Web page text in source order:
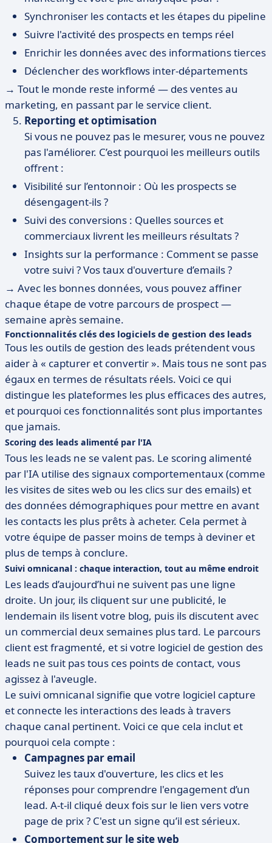
Synchroniser les contacts et les étapes du pipeline
Suivre l'activité des prospects en temps réel
Enrichir les données avec des informations tierces
Déclencher des workflows inter-départements
→ Tout le monde reste informé — des ventes au
marketing, en passant par le service client.
Reporting et optimisation
Si vous ne pouvez pas le mesurer, vous ne pouvez
pas l'améliorer. C’est pourquoi les meilleurs outils
offrent :
Visibilité sur l’entonnoir : Où les prospects se
désengagent-ils ?
Suivi des conversions : Quelles sources et
commerciaux livrent les meilleurs résultats ?
Insights sur la performance : Comment se passe
votre suivi ? Vos taux d'ouverture d’emails ?
→ Avec les bonnes données, vous pouvez affiner
chaque étape de votre parcours de prospect —
semaine après semaine.
Fonctionnalités clés des logiciels de gestion des leads
Tous les outils de gestion des leads prétendent vous
aider à « capturer et convertir ». Mais tous ne sont pas
égaux en termes de résultats réels. Voici ce qui
distingue les plateformes les plus efficaces des autres,
et pourquoi ces fonctionnalités sont plus importantes
que jamais.
Scoring des leads alimenté par l'IA
Tous les leads ne se valent pas. Le scoring alimenté
par l'IA utilise des signaux comportementaux (comme
les visites de sites web ou les clics sur des emails) et
des données démographiques pour mettre en avant
les contacts les plus prêts à acheter. Cela permet à
votre équipe de passer moins de temps à deviner et
plus de temps à conclure.
Suivi omnicanal : chaque interaction, tout au même endroit
Les leads d’aujourd’hui ne suivent pas une ligne
droite. Un jour, ils cliquent sur une publicité, le
lendemain ils lisent votre blog, puis ils discutent avec
un commercial deux semaines plus tard. Le parcours
client est fragmenté, et si votre logiciel de gestion des
leads ne suit pas tous ces points de contact, vous
agissez à l'aveugle.
Le suivi omnicanal signifie que votre logiciel capture
et connecte les interactions des leads à travers
chaque canal pertinent. Voici ce que cela inclut et
pourquoi cela compte :
Campagnes par email
Suivez les taux d'ouverture, les clics et les
réponses pour comprendre l'engagement d’un
lead. A-t-il cliqué deux fois sur le lien vers votre
page de prix ? C'est un signe qu’il est sérieux.
Comportement sur le site web